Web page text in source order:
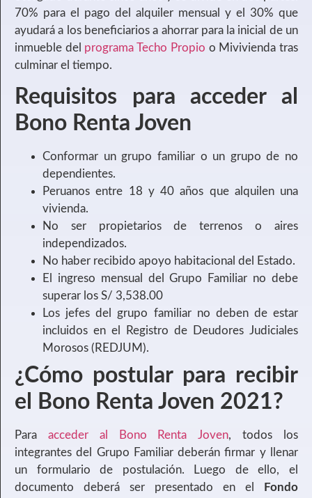
70% para el pago del alquiler mensual y el 30% que
ayudará a los beneficiarios a ahorrar para la inicial de un
inmueble del programa Techo Propio o Mivivienda tras
culminar el tiempo.
Requisitos para acceder al
Bono Renta Joven
Conformar un grupo familiar o un grupo de no
dependientes.
Peruanos entre 18 y 40 años que alquilen una
vivienda.
No ser propietarios de terrenos o aires
independizados.
No haber recibido apoyo habitacional del Estado.
El ingreso mensual del Grupo Familiar no debe
superar los S/ 3,538.00
Los jefes del grupo familiar no deben de estar
incluidos en el Registro de Deudores Judiciales
Morosos (REDJUM).
¿Cómo postular para recibir
el Bono Renta Joven 2021?
Para acceder al Bono Renta Joven, todos los
integrantes del Grupo Familiar deberán firmar y llenar
un formulario de postulación. Luego de ello, el
documento deberá ser presentado en el
Fondo